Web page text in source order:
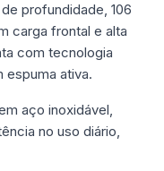
profundidade, 106
carga frontal e alta
com tecnologia
espuma ativa.
aço inoxidável,
no uso diário,